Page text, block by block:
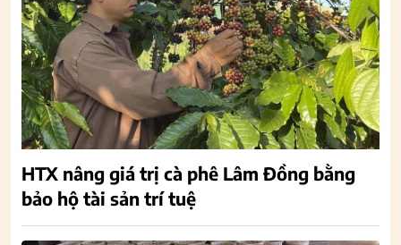
HTX nâng giá trị cà phê Lâm Đồng bằng
bảo hộ tài sản trí tuệ